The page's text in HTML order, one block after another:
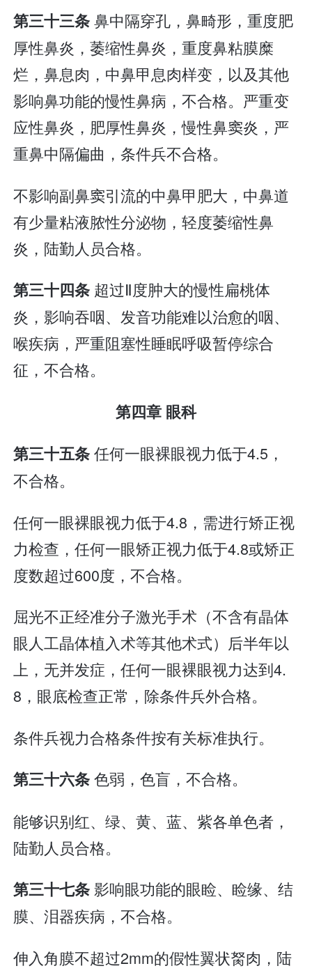
第三十三条鼻中隔穿孔，鼻畸形，重度肥
厚性鼻炎，萎缩性鼻炎，重度鼻粘膜糜
烂，鼻息肉，中鼻甲息肉样变，以及其他
影响鼻功能的慢性鼻病，不合格。严重变
应性鼻炎，肥厚性鼻炎，慢性鼻窦炎，严
重鼻中隔偏曲，条件兵不合格。
不影响副鼻窦引流的中鼻甲肥大，中鼻道
有少量粘液脓性分泌物，轻度萎缩性鼻
炎，陆勤人员合格。
第三十四条 超过Ⅱ度肿大的慢性扁桃体
炎，影响吞咽、发音功能难以治愈的咽、
喉疾病，严重阻塞性睡眠呼吸暂停综合
征，不合格。
第四章 眼科
第三十五条任何一眼裸眼视力低于4.5，
不合格。
任何一眼裸眼视力低于4.8，需进行矫正视
力检查，任何一眼矫正视力低于4.8或矫正
度数超过600度，不合格。
屈光不正经准分子激光手术（不含有晶体
眼人工晶体植入术等其他术式）后半年以
上，无并发症，任何一眼裸眼视力达到4.
8，眼底检查正常，除条件兵外合格。
条件兵视力合格条件按有关标准执行。
第三十六条色弱，色盲，不合格。
能够识别红、绿、黄、蓝、紫各单色者，
陆勤人员合格。
第三十七条影响眼功能的眼睑、睑缘、结
膜、泪器疾病，不合格。
伸入角膜不超过2mm的假性翼状胬肉，陆